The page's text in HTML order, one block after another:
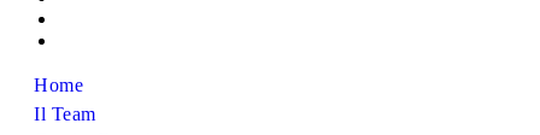
Home
Il Team